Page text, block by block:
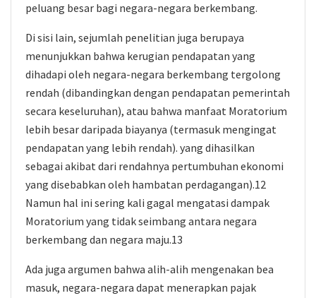
peluang besar bagi negara-negara berkembang.
Di sisi lain, sejumlah penelitian juga berupaya
menunjukkan bahwa kerugian pendapatan yang
dihadapi oleh negara-negara berkembang tergolong
rendah (dibandingkan dengan pendapatan pemerintah
secara keseluruhan), atau bahwa manfaat Moratorium
lebih besar daripada biayanya (termasuk mengingat
pendapatan yang lebih rendah). yang dihasilkan
sebagai akibat dari rendahnya pertumbuhan ekonomi
yang disebabkan oleh hambatan perdagangan).12
Namun hal ini sering kali gagal mengatasi dampak
Moratorium yang tidak seimbang antara negara
berkembang dan negara maju.13
Ada juga argumen bahwa alih-alih mengenakan bea
masuk, negara-negara dapat menerapkan pajak